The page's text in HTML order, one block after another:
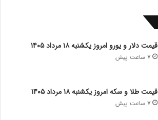
قیمت دلار و یورو امروز یکشنبه ۱۸ مرداد ۱۴۰۵
7 ساعت پیش
قیمت طلا و سکه امروز یکشنبه ۱۸ مرداد ۱۴۰۵
7 ساعت پیش